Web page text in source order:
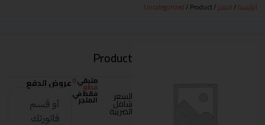
الرئيسية/المتجر/
Uncategorized/ Product
Product
السعر
شامل
الضريبة
متبقي0
قطع
فقط في
المتجر
عروض الدفع